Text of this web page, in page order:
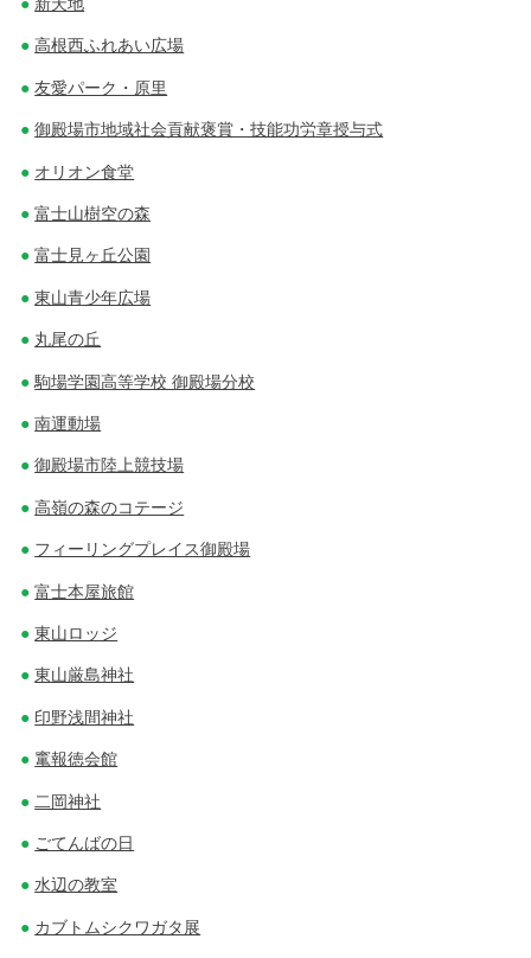
高根西ふれあい広場
友愛パーク・原里
御殿場市地域社会貢献褒賞・技能功労章授与式
オリオン食堂
富士山樹空の森
富士見ヶ丘公園
東山青少年広場
丸尾の丘
駒場学園高等学校 御殿場分校
南運動場
御殿場市陸上競技場
高嶺の森のコテージ
フィーリングプレイス御殿場
富士本屋旅館
東山ロッジ
東山厳島神社
印野浅間神社
竃報徳会館
二岡神社
ごてんばの日
水辺の教室
カブトムシクワガタ展